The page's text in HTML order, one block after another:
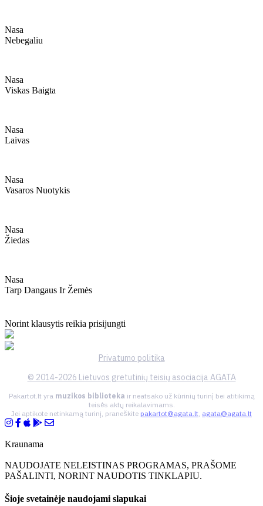
Nasa
Nebegaliu
Nasa
Viskas Baigta
Nasa
Laivas
Nasa
Vasaros Nuotykis
Nasa
Žiedas
Nasa
Tarp Dangaus Ir Žemės
Norint klausytis reikia prisijungti
Privatumo politika
© 2014-2026 Lietuvos gretutinių teisių asociacija AGATA
Pakartot.lt yra muzikos biblioteka ir neatsako už kūrinių turinį bei atitikimą
teisės aktų reikalavimams.
Jei aptikote netinkamą turinį, praneškite pakartot@agata.lt, agata@agata.lt
Kraunama
NAUDOJATE NELEISTINAS PROGRAMAS, PRAŠOME
PAŠALINTI, NORINT NAUDOTIS TINKLAPIU.
Šioje svetainėje naudojami slapukai